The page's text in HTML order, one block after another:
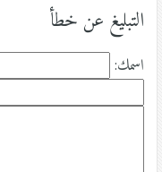
التبليغ عن خطأ
اسمك: